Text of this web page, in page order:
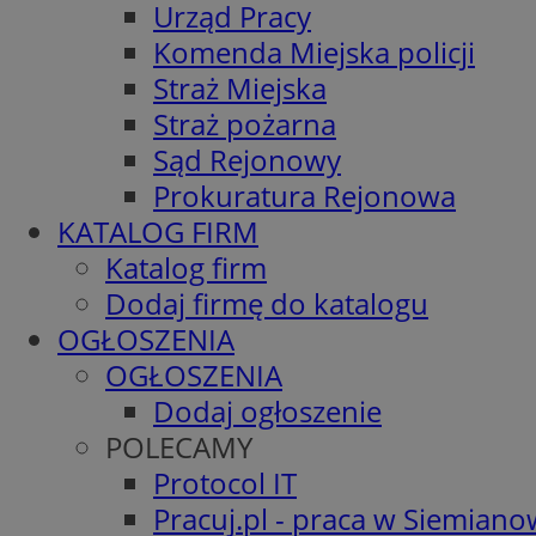
Urząd Pracy
Komenda Miejska policji
Straż Miejska
Straż pożarna
Sąd Rejonowy
Prokuratura Rejonowa
KATALOG FIRM
Katalog firm
Dodaj firmę do katalogu
OGŁOSZENIA
OGŁOSZENIA
Dodaj ogłoszenie
POLECAMY
Protocol IT
Pracuj.pl - praca w